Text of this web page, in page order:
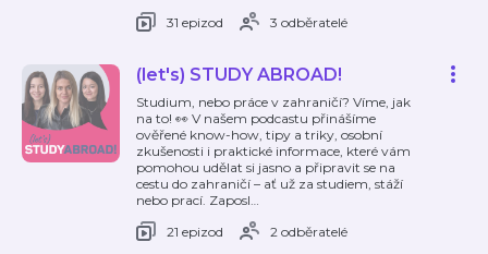
31 epizod
3 odběratelé
(let's) STUDY ABROAD!
Studium, nebo práce v zahraničí? Víme, jak
na to! 👀 V našem podcastu přinášíme
ověřené know-how, tipy a triky, osobní
zkušenosti i praktické informace, které vám
pomohou udělat si jasno a připravit se na
cestu do zahraničí – ať už za studiem, stáží
nebo prací. Zaposl…
21 epizod
2 odběratelé